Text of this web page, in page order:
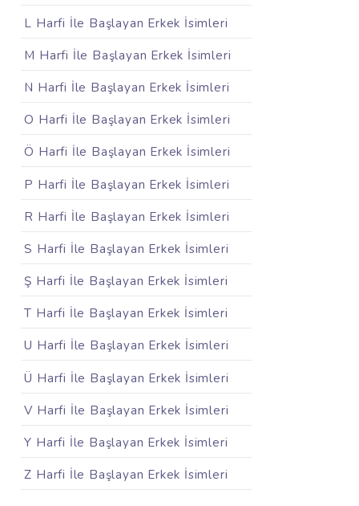
L Harfi İle Başlayan Erkek İsimleri
M Harfi İle Başlayan Erkek İsimleri
N Harfi İle Başlayan Erkek İsimleri
O Harfi İle Başlayan Erkek İsimleri
Ö Harfi İle Başlayan Erkek İsimleri
P Harfi İle Başlayan Erkek İsimleri
R Harfi İle Başlayan Erkek İsimleri
S Harfi İle Başlayan Erkek İsimleri
Ş Harfi İle Başlayan Erkek İsimleri
T Harfi İle Başlayan Erkek İsimleri
U Harfi İle Başlayan Erkek İsimleri
Ü Harfi İle Başlayan Erkek İsimleri
V Harfi İle Başlayan Erkek İsimleri
Y Harfi İle Başlayan Erkek İsimleri
Z Harfi İle Başlayan Erkek İsimleri